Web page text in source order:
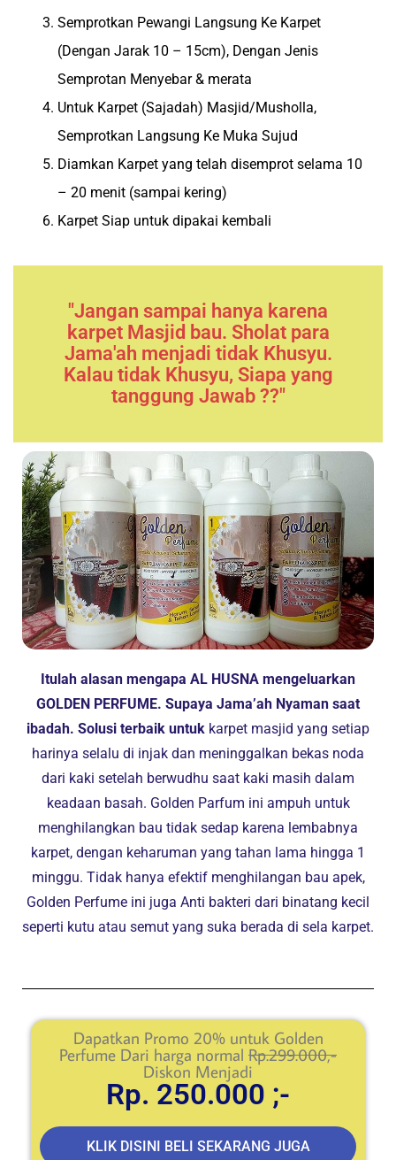
Semprotkan Pewangi Langsung Ke Karpet
(Dengan Jarak 10 – 15cm), Dengan Jenis
Semprotan Menyebar & merata
Untuk Karpet (Sajadah) Masjid/Musholla,
Semprotkan Langsung Ke Muka Sujud
Diamkan Karpet yang telah disemprot selama 10
– 20 menit (sampai kering)
Karpet Siap untuk dipakai kembali
"Jangan sampai hanya karena
karpet Masjid bau. Sholat para
Jama'ah menjadi tidak Khusyu.
Kalau tidak Khusyu, Siapa yang
tanggung Jawab ??"
Itulah alasan mengapa AL HUSNA mengeluarkan
GOLDEN PERFUME. Supaya Jama’ah Nyaman saat
ibadah. Solusi terbaik untuk karpet masjid yang setiap
harinya selalu di injak dan meninggalkan bekas noda
dari kaki setelah berwudhu saat kaki masih dalam
keadaan basah. Golden Parfum ini ampuh untuk
menghilangkan bau tidak sedap karena lembabnya
karpet, dengan keharuman yang tahan lama hingga 1
minggu. Tidak hanya efektif menghilangan bau apek,
Golden Perfume ini juga Anti bakteri dari binatang kecil
seperti kutu atau semut yang suka berada di sela karpet.
Dapatkan Promo 20% untuk Golden
Perfume Dari harga normal Rp.299.000,-
Diskon Menjadi
Rp. 250.000 ;-
KLIK DISINI BELI SEKARANG JUGA